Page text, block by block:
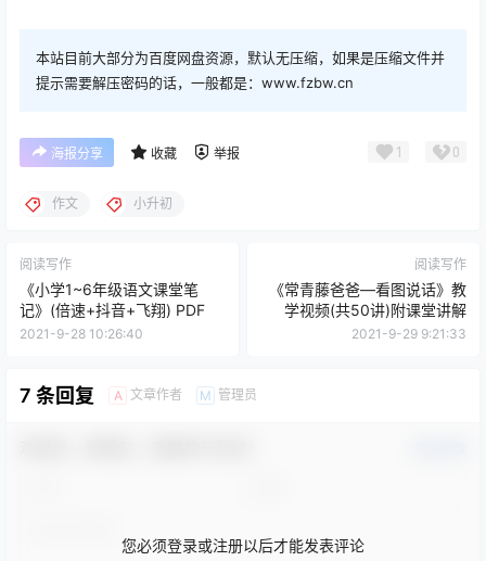
本站目前大部分为百度网盘资源，默认无压缩，如果是压缩文件并
提示需要解压密码的话，一般都是：www.fzbw.cn
海报分享 收藏 举报 1 0
作文 小升初
阅读写作
《小学1~6年级语文课堂笔
记》(倍速+抖音+飞翔) PDF
2021-9-28 10:26:40
阅读写作
《常青藤爸爸—看图说话》教
学视频(共50讲)附课堂讲解
2021-9-29 9:21:33
7 条回复 A 文章作者 M 管理员
您必须登录或注册以后才能发表评论